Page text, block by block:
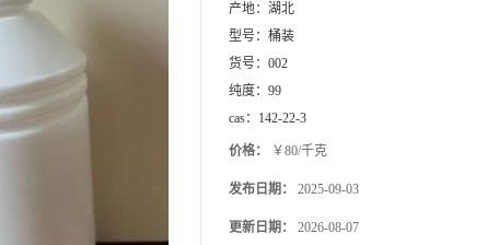
产地： 湖北
型号： 桶装
货号： 002
纯度： 99
cas： 142-22-3
价格： ￥80/千克
发布日期： 2025-09-03
更新日期： 2026-08-07